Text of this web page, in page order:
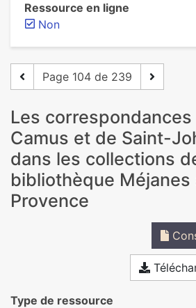
Ressource en ligne
Non
Page 104 de 239
Les correspondances
Camus et de Saint-
dans les collections
bibliothèque
Provence
Type de ressource